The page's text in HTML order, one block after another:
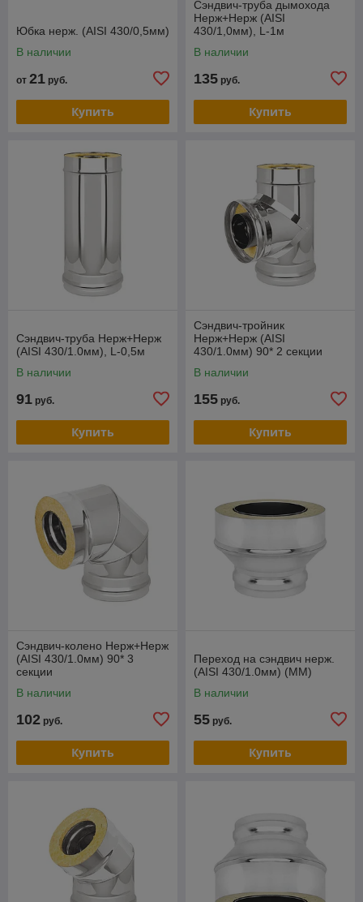
Юбка нерж. (AISI 430/0,5мм)
В наличии
от 21 руб.
Купить
Сэндвич-труба дымохода
Нерж+Нерж (AISI
430/1,0мм), L-1м
В наличии
135 руб.
Купить
Сэндвич-труба Нерж+Нерж
(AISI 430/1.0мм), L-0,5м
В наличии
91 руб.
Купить
Сэндвич-тройник
Нерж+Нерж (AISI
430/1.0мм) 90* 2 секции
В наличии
155 руб.
Купить
Сэндвич-колено Нерж+Нерж
(AISI 430/1.0мм) 90* 3
секции
В наличии
102 руб.
Купить
Переход на сэндвич нерж.
(AISI 430/1.0мм) (ММ)
В наличии
55 руб.
Купить